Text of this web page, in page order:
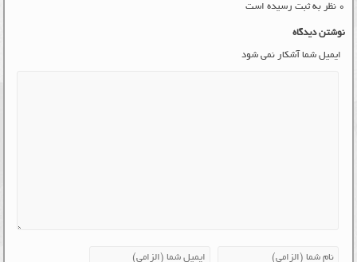
۰ نظر به ثبت رسیده است
نوشتن دیدگاه
ایمیل شما آشکار نمی شود